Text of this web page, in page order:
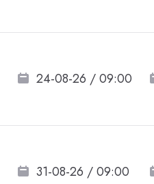
24-08-26 / 09:00
31-08-26 / 09:00